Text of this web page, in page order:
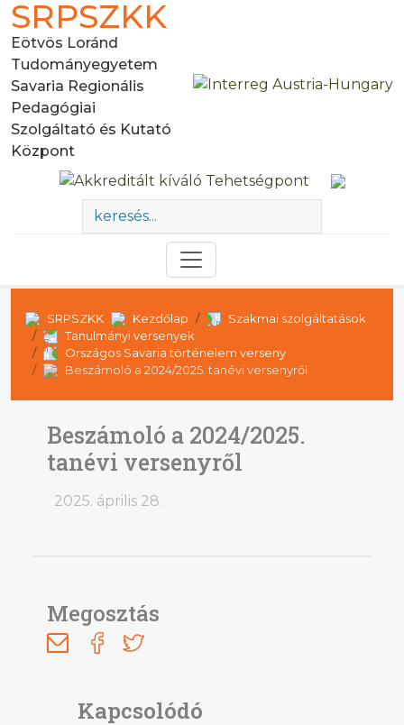
SRPSZKK
Eötvös Loránd
Tudományegyetem
Savaria Regionális
Pedagógiai
Szolgáltató és Kutató
Központ
SRPSZKK Kezdőlap
Szakmai szolgáltatások
Tanulmányi versenyek
Országos Savaria történelem verseny
Beszámoló a 2024/2025. tanévi versenyről
Beszámoló a 2024/2025.
tanévi versenyről
2025. április 28.
Megosztás